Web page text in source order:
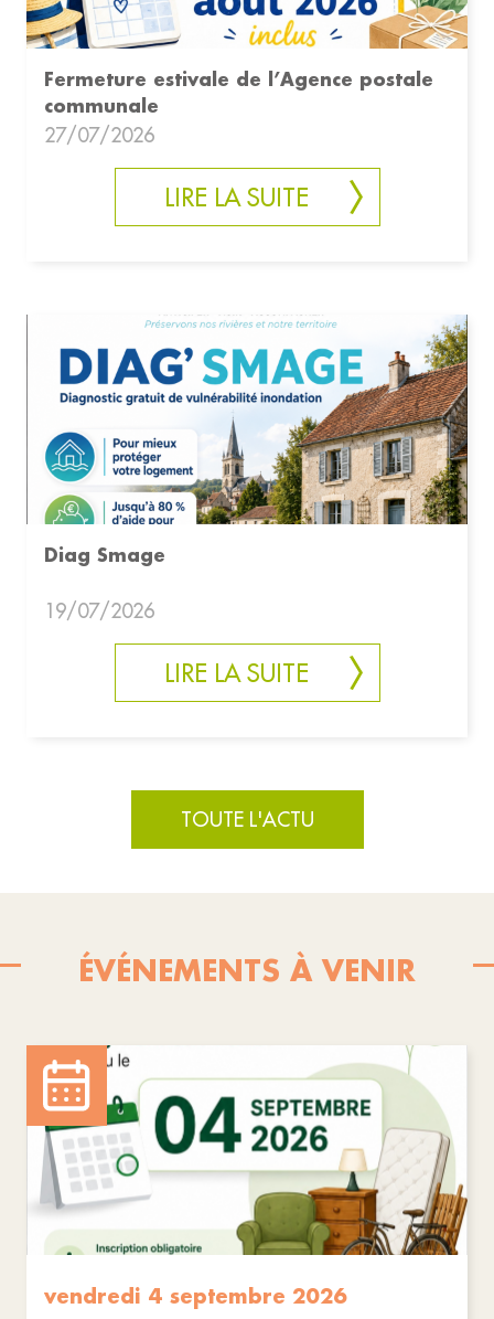
Fermeture estivale de l’Agence postale
communale
27/07/2026
LIRE LA SUITE
Diag Smage
19/07/2026
LIRE LA SUITE
TOUTE L'ACTU
ÉVÉNEMENTS À VENIR
vendredi 4 septembre 2026